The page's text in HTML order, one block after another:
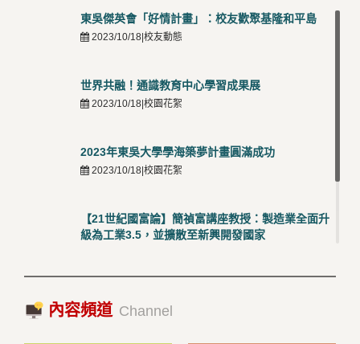
東吳傑英會「好情計畫」：校友歡聚基隆和平島
2023/10/18|校友動態
世界共融！通識教育中心學習成果展
2023/10/18|校園花絮
2023年東吳大學學海築夢計畫圓滿成功
2023/10/18|校園花絮
【21世紀國富論】簡禎富講座教授：製造業全面升
級為工業3.5，並擴散至新興開發國家
2023/10/18|推薦閱讀
內容頻道 Channel